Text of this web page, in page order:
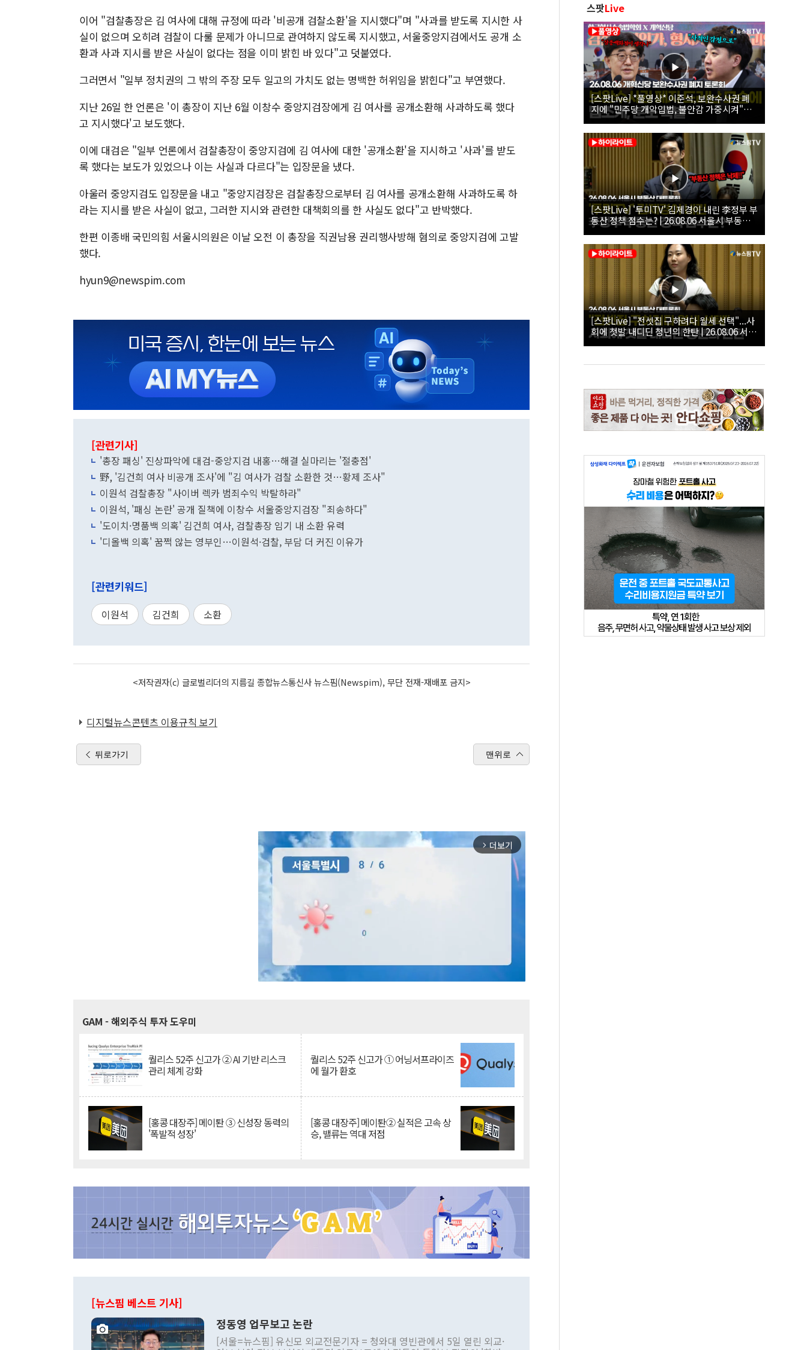
이어 "검찰총장은 김 여사에 대해 규정에 따라 '비공개 검찰소환'을 지시했다"며 "사과를 받도록 지시한 사
실이 없으며 오히려 검찰이 다룰 문제가 아니므로 관여하지 않도록 지시했고, 서울중앙지검에서도 공개 소
환과 사과 지시를 받은 사실이 없다는 점을 이미 밝힌 바 있다"고 덧붙였다.
그러면서 "일부 정치권의 그 밖의 주장 모두 일고의 가치도 없는 명백한 허위임을 밝힌다"고 부연했다.
지난 26일 한 언론은 '이 총장이 지난 6월 이창수 중앙지검장에게 김 여사를 공개소환해 사과하도록 했다
고 지시했다'고 보도했다.
이에 대검은 "일부 언론에서 검찰총장이 중앙지검에 김 여사에 대한 '공개소환'을 지시하고 '사과'를 받도
록 했다는 보도가 있었으나 이는 사실과 다르다"는 입장문을 냈다.
아울러 중앙지검도 입장문을 내고 "중앙지검장은 검찰총장으로부터 김 여사를 공개소환해 사과하도록 하
라는 지시를 받은 사실이 없고, 그러한 지시와 관련한 대책회의를 한 사실도 없다"고 반박했다.
한편 이종배 국민의힘 서울시의원은 이날 오전 이 총장을 직권남용 권리행사방해 혐의로 중앙지검에 고발
했다.
hyun9@newspim.com
[관련기사]
'총장 패싱' 진상파악에 대검-중앙지검 내홍…해결 실마리는 '절충점'
野, '김건희 여사 비공개 조사'에 "김 여사가 검찰 소환한 것…황제 조사"
이원석 검찰총장 "사이버 렉카 범죄수익 박탈하라"
이원석, '패싱 논란' 공개 질책에 이창수 서울중앙지검장 "죄송하다"
'도이치·명품백 의혹' 김건희 여사, 검찰총장 임기 내 소환 유력
'디올백 의혹' 꿈쩍 않는 영부인…이원석·검찰, 부담 더 커진 이유가
[관련키워드]
이원석 김건희 소환
<저작권자(c) 글로벌리더의 지름길 종합뉴스통신사 뉴스핌(Newspim), 무단 전재-재배포 금지>
디지털뉴스콘텐츠 이용규칙 보기
뒤로가기 맨위로
arrow_forward_ios 더보기
GAM - 해외주식 투자 도우미
퀄리스 52주 신고가 ② AI 기반 리스크
관리 체계 강화
퀄리스 52주 신고가 ① 어닝서프라이즈
에 월가 환호
[홍콩 대장주] 메이퇀 ③ 신성장 동력의
'폭발적 성장'
[홍콩 대장주] 메이퇀② 실적은 고속 상
승, 밸류는 역대 저점
[뉴스핌 베스트 기사]
정동영 업무보고 논란
[서울=뉴스핌] 유신모 외교전문기자 = 청와대 영빈관에서 5일 열린 외교·
스팟Live
[스팟Live] *풀영상* 이준석, 보완수사권 폐
지에 "민주당 개악입법, 불안감 가중시켜"｜
26.08.06 개혁신당 보완수사권 폐지 토론회
[스팟Live] '투미TV' 김제경이 내린 李정부 부
동산 정책 점수는? | 26.08.06 서울시 부동산
대토론회
[스팟Live] "전셋집 구하려다 월세 선택"...사
회에 첫발 내디딘 청년의 한탄 | 26.08.06 서울
시 부동산 대토론회